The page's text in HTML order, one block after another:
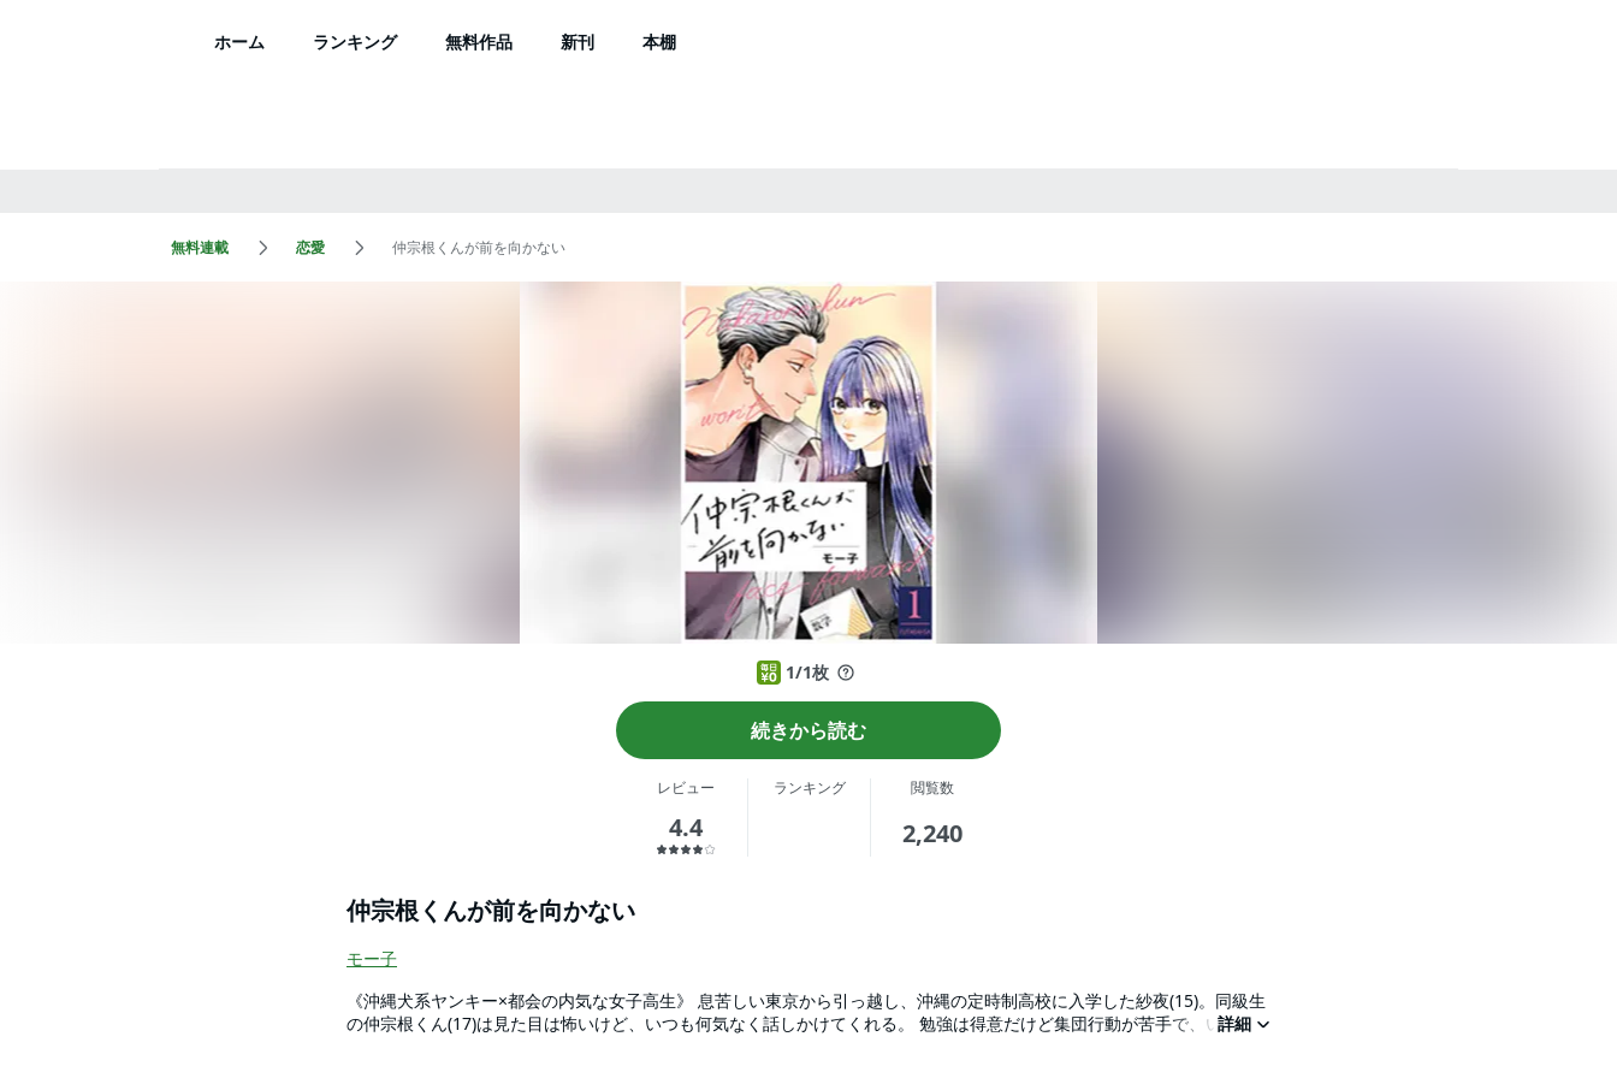
ホーム ランキング 無料作品 新刊 本棚
無料連載 恋愛 仲宗根くんが前を向かない
1/1枚
続きから読む
レビュー ランキング 閲覧数
4.4 2,240
仲宗根くんが前を向かない
モー子
《沖縄犬系ヤンキー×都会の内気な女子高生》 息苦しい東京から引っ越し、沖縄の定時制高校に入学した紗夜(15)。同級生
の仲宗根くん(17)は見た目は怖いけど、いつも何気なく話しかけてくれる。 勉強は得意だけど集団行動が苦手で、いつも
詳細